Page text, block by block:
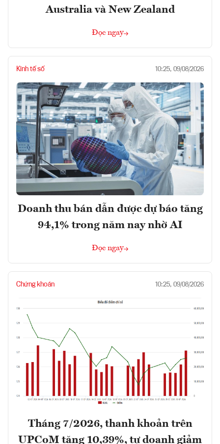
Australia và New Zealand
Đọc ngay
Kinh tế số 10:25, 09/08/2026
Doanh thu bán dẫn được dự báo tăng
94,1% trong năm nay nhờ AI
Đọc ngay
Chứng khoán 10:25, 09/08/2026
Tháng 7/2026, thanh khoản trên
UPCoM tăng 10,39%, tự doanh giảm